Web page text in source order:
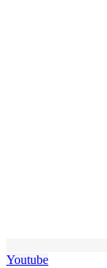
Youtube